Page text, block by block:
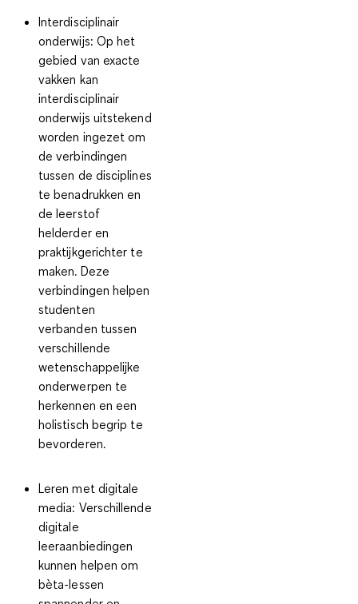
Interdisciplinair
onderwijs: Op het
gebied van exacte
vakken kan
interdisciplinair
onderwijs uitstekend
worden ingezet om
de verbindingen
tussen de disciplines
te benadrukken en
de leerstof
helderder en
praktijkgerichter te
maken. Deze
verbindingen helpen
studenten
verbanden tussen
verschillende
wetenschappelijke
onderwerpen te
herkennen en een
holistisch begrip te
bevorderen.
Leren met digitale
media: Verschillende
digitale
leeraanbiedingen
kunnen helpen om
bèta-lessen